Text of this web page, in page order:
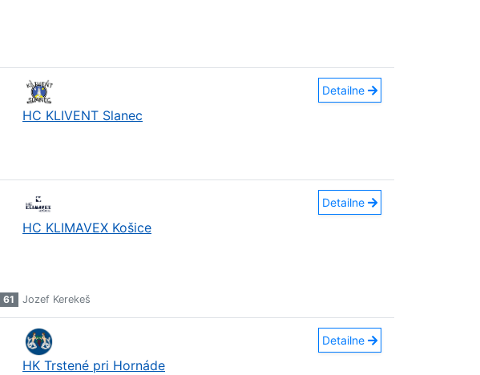
HC KLIVENT Slanec
Detailne
HC KLIMAVEX Košice
Detailne
61 Jozef Kerekeš
HK Trstené pri Hornáde
Detailne